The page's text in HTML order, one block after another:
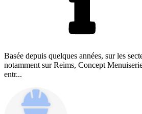
Basée depuis quelques années, sur les
notamment sur Reims, Concept
entr...